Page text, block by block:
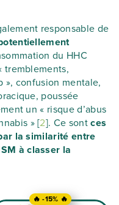
responsable de
du HHC
tremblements,
», confusion mentale,
poussée
un « risque d’abus
» [2]. Ce sontces
la similarité entre
à classer la
🔥 -15% 🔥